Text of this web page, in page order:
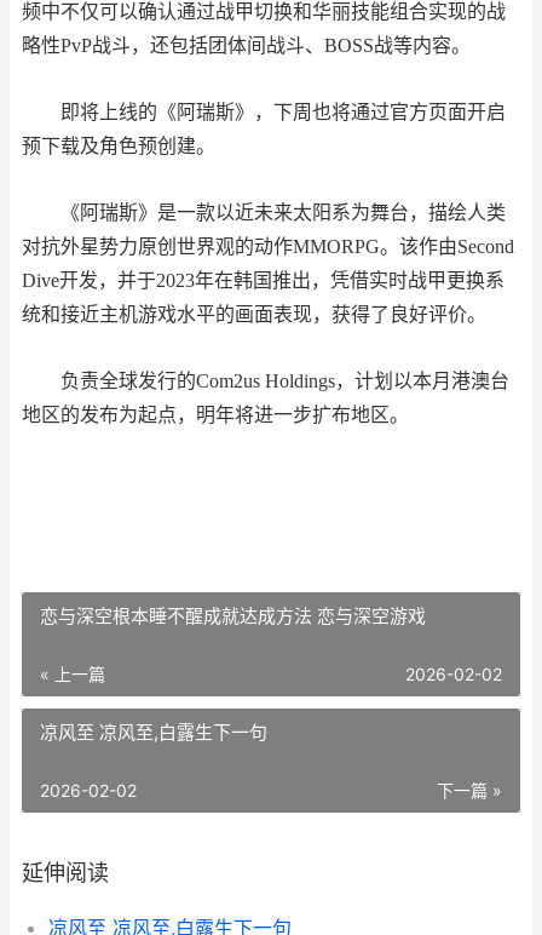
频中不仅可以确认通过战甲切换和华丽技能组合实现的战
略性PvP战斗，还包括团体间战斗、BOSS战等内容。
即将上线的《阿瑞斯》，下周也将通过官方页面开启
预下载及角色预创建。
《阿瑞斯》是一款以近未来太阳系为舞台，描绘人类
对抗外星势力原创世界观的动作MMORPG。该作由Second
Dive开发，并于2023年在韩国推出，凭借实时战甲更换系
统和接近主机游戏水平的画面表现，获得了良好评价。
负责全球发行的Com2us Holdings，计划以本月港澳台
地区的发布为起点，明年将进一步扩布地区。
恋与深空根本睡不醒成就达成方法 恋与深空游戏
« 上一篇 2026-02-02
凉风至 凉风至,白露生下一句
下一篇 »
2026-02-02
延伸阅读
凉风至 凉风至,白露生下一句